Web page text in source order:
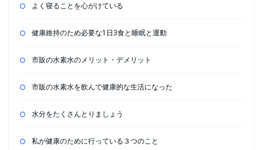
よく寝ることを心がけている
健康維持のため必要な1日3食と睡眠と運動
市販の水素水のメリット・デメリット
市販の水素水を飲んで健康的な生活になった
水分をたくさんとりましょう
私が健康のために行っている３つのこと